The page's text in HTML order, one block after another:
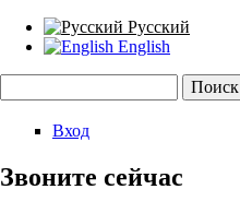
Русский
English
Форма поиска
Вход
Звоните сейчас